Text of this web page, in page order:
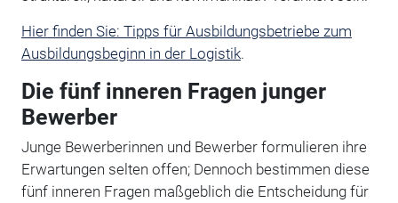
Hier finden Sie: Tipps für Ausbildungsbetriebe zum
Ausbildungsbeginn in der Logistik.
Die fünf inneren Fragen junger
Bewerber
Junge Bewerberinnen und Bewerber formulieren ihre
Erwartungen selten offen; Dennoch bestimmen diese
fünf inneren Fragen maßgeblich die Entscheidung für